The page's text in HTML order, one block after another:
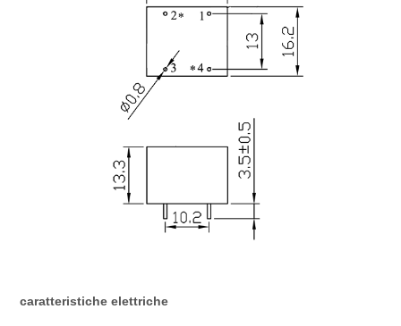
caratteristiche elettriche